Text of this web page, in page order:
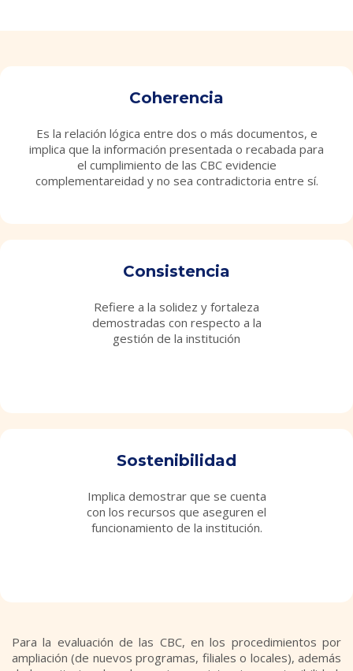
Coherencia
Es la relación lógica entre dos o más documentos, e
implica que la información presentada o recabada para
el cumplimiento de las CBC evidencie
complementareidad y no sea contradictoria entre sí.
Consistencia
Refiere a la solidez y fortaleza
demostradas con respecto a la
gestión de la institución
Sostenibilidad
Implica demostrar que se cuenta
con los recursos que aseguren el
funcionamiento de la institución.
Para la evaluación de las CBC, en los procedimientos por
ampliación (de nuevos programas, filiales o locales), además